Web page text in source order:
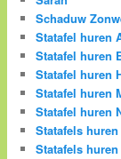
Schaduw
Statafel huren
Statafel huren
Statafel huren
Statafel huren
Statafel huren
Statafels
Statafels